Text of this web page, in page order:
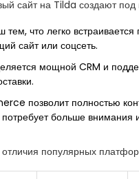
сайт на Tilda создают под
тем, что легко
сайт или соцсеть.
мощной CRM и
позволит полностью
потребует больше внимания
популярных